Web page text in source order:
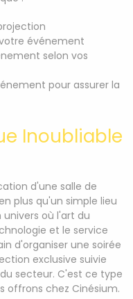
événement
selon vos
pour assurer la
Inoubliable
d'une salle de
plus qu'un simple lieu
où l'art du
et le service
d'organiser une soirée
exclusive suivie
secteur. C'est ce type
offrons chez Cinésium.